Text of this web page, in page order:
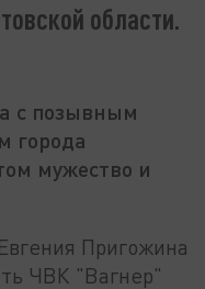
области.
с позывным
города
мужество и
Пригожина
ЧВК "Вагнер"